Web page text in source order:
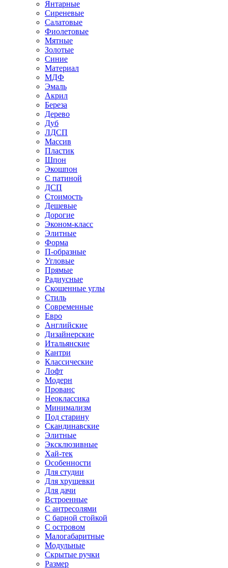
Янтарные
Сиреневые
Салатовые
Фиолетовые
Мятные
Золотые
Синие
Материал
МДФ
Эмаль
Акрил
Береза
Дерево
Дуб
ЛДСП
Массив
Пластик
Шпон
Экошпон
С патиной
ДСП
Стоимость
Дешевые
Дорогие
Эконом-класс
Элитные
Форма
П-образные
Угловые
Прямые
Радиусные
Скошенные углы
Стиль
Современные
Евро
Английские
Дизайнерские
Итальянские
Кантри
Классические
Лофт
Модерн
Прованс
Неоклассика
Минимализм
Под старину
Скандинавские
Элитные
Эксклюзивные
Хай-тек
Особенности
Для студии
Для хрущевки
Для дачи
Встроенные
С антресолями
С барной стойкой
С островом
Малогабаритные
Модульные
Скрытые ручки
Размер